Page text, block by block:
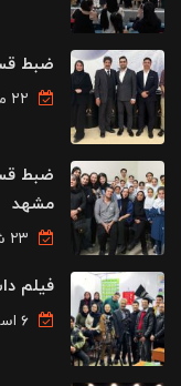
ضبط
ضبط
مشهد
فیلم